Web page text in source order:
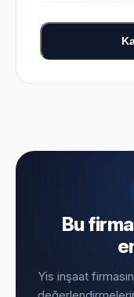
Bu
Yis inşaat